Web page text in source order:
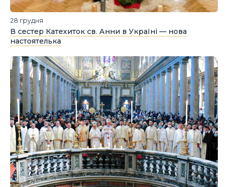
28 грудня
В сестер Катехиток св. Анни в Україні — нова
настоятелька